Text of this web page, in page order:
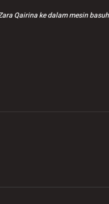
Qairina ke dalam mesin